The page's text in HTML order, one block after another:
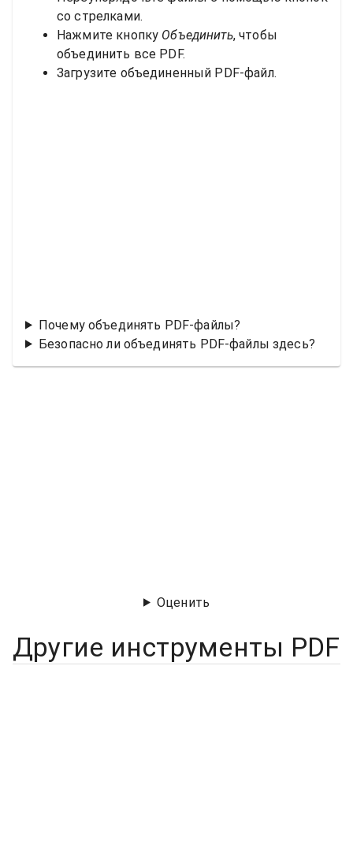
со стрелками.
Нажмите кнопку Объединить, чтобы
объединить все PDF.
Загрузите объединенный PDF-файл.
Почему объединять PDF-файлы?
Безопасно ли объединять PDF-файлы здесь?
Оценить
Другие инструменты PDF